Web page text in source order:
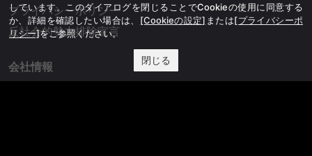
プライバシーポリシー
反社会的勢力排除宣言
会社情報
しています。このダイアログを閉じることでCookieの使用に同意する
か、詳細を確認したい場合は、 [Cookieの設定] または[プライバシーポ
リシー]をご参照ください。
閉じる